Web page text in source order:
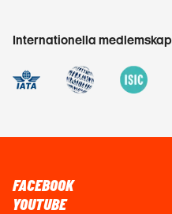
Internationella
FACEBOOK
YOUTUBE